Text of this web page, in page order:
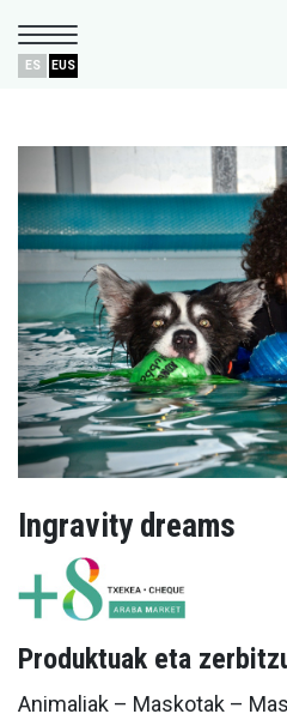
ES EUS
Ingravity dreams
Produktuak eta
Animaliak – Maskotak –